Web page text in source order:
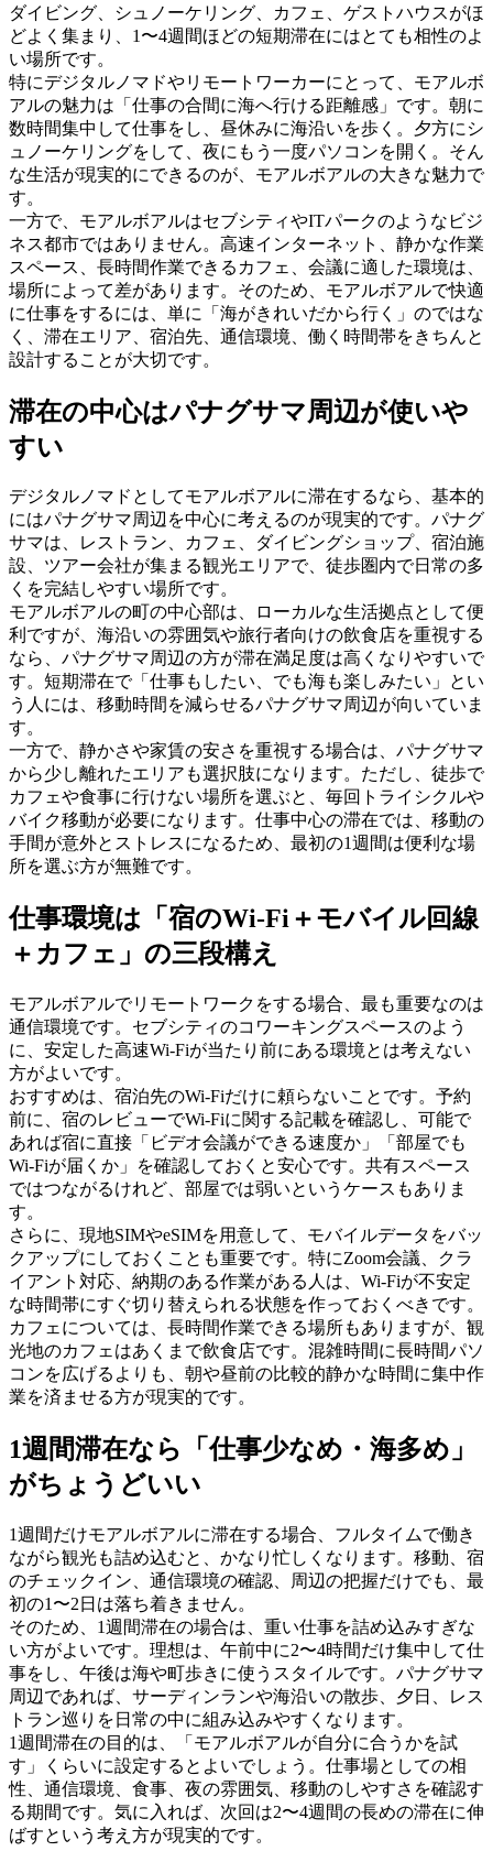
ダイビング、シュノーケリング、カフェ、ゲストハウスがほ
どよく集まり、1〜4週間ほどの短期滞在にはとても相性のよ
い場所です。
特にデジタルノマドやリモートワーカーにとって、モアルボ
アルの魅力は「仕事の合間に海へ行ける距離感」です。朝に
数時間集中して仕事をし、昼休みに海沿いを歩く。夕方にシ
ュノーケリングをして、夜にもう一度パソコンを開く。そん
な生活が現実的にできるのが、モアルボアルの大きな魅力で
す。
一方で、モアルボアルはセブシティやITパークのようなビジ
ネス都市ではありません。高速インターネット、静かな作業
スペース、長時間作業できるカフェ、会議に適した環境は、
場所によって差があります。そのため、モアルボアルで快適
に仕事をするには、単に「海がきれいだから行く」のではな
く、滞在エリア、宿泊先、通信環境、働く時間帯をきちんと
設計することが大切です。
滞在の中心はパナグサマ周辺が使いや
すい
デジタルノマドとしてモアルボアルに滞在するなら、基本的
にはパナグサマ周辺を中心に考えるのが現実的です。パナグ
サマは、レストラン、カフェ、ダイビングショップ、宿泊施
設、ツアー会社が集まる観光エリアで、徒歩圏内で日常の多
くを完結しやすい場所です。
モアルボアルの町の中心部は、ローカルな生活拠点として便
利ですが、海沿いの雰囲気や旅行者向けの飲食店を重視する
なら、パナグサマ周辺の方が滞在満足度は高くなりやすいで
す。短期滞在で「仕事もしたい、でも海も楽しみたい」とい
う人には、移動時間を減らせるパナグサマ周辺が向いていま
す。
一方で、静かさや家賃の安さを重視する場合は、パナグサマ
から少し離れたエリアも選択肢になります。ただし、徒歩で
カフェや食事に行けない場所を選ぶと、毎回トライシクルや
バイク移動が必要になります。仕事中心の滞在では、移動の
手間が意外とストレスになるため、最初の1週間は便利な場
所を選ぶ方が無難です。
仕事環境は「宿のWi-Fi＋モバイル回線
＋カフェ」の三段構え
モアルボアルでリモートワークをする場合、最も重要なのは
通信環境です。セブシティのコワーキングスペースのよう
に、安定した高速Wi-Fiが当たり前にある環境とは考えない
方がよいです。
おすすめは、宿泊先のWi-Fiだけに頼らないことです。予約
前に、宿のレビューでWi-Fiに関する記載を確認し、可能で
あれば宿に直接「ビデオ会議ができる速度か」「部屋でも
Wi-Fiが届くか」を確認しておくと安心です。共有スペース
ではつながるけれど、部屋では弱いというケースもありま
す。
さらに、現地SIMやeSIMを用意して、モバイルデータをバッ
クアップにしておくことも重要です。特にZoom会議、クラ
イアント対応、納期のある作業がある人は、Wi-Fiが不安定
な時間帯にすぐ切り替えられる状態を作っておくべきです。
カフェについては、長時間作業できる場所もありますが、観
光地のカフェはあくまで飲食店です。混雑時間に長時間パソ
コンを広げるよりも、朝や昼前の比較的静かな時間に集中作
業を済ませる方が現実的です。
1週間滞在なら「仕事少なめ・海多め」
がちょうどいい
1週間だけモアルボアルに滞在する場合、フルタイムで働き
ながら観光も詰め込むと、かなり忙しくなります。移動、宿
のチェックイン、通信環境の確認、周辺の把握だけでも、最
初の1〜2日は落ち着きません。
そのため、1週間滞在の場合は、重い仕事を詰め込みすぎな
い方がよいです。理想は、午前中に2〜4時間だけ集中して仕
事をし、午後は海や町歩きに使うスタイルです。パナグサマ
周辺であれば、サーディンランや海沿いの散歩、夕日、レス
トラン巡りを日常の中に組み込みやすくなります。
1週間滞在の目的は、「モアルボアルが自分に合うかを試
す」くらいに設定するとよいでしょう。仕事場としての相
性、通信環境、食事、夜の雰囲気、移動のしやすさを確認す
る期間です。気に入れば、次回は2〜4週間の長めの滞在に伸
ばすという考え方が現実的です。